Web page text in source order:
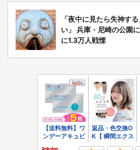
「夜中に見たら失神す
い」 兵庫・尼崎の公園
に1.3万人戦慄